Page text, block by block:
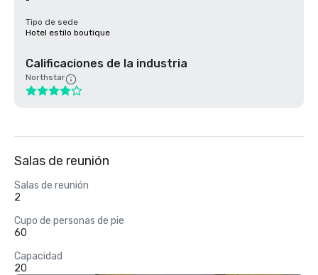
Tipo de sede
Hotel estilo boutique
Calificaciones de la industria
Northstar
Salas de reunión
Salas de reunión
2
Cupo de personas de pie
60
Capacidad
20